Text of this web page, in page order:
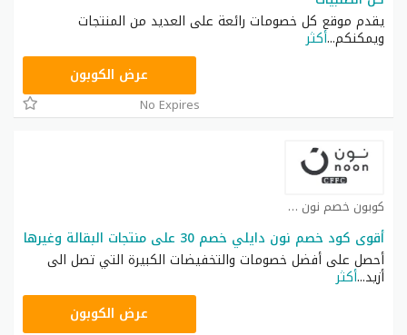
يقدم موقع كل خصومات رائعة على العديد من المنتجات
ويمكنكم...أكثر
عرض الكوبون
No Expires
كوبون خصم نون كوبون
أقوى كود خصم نون دايلي خصم 30 على منتجات البقالة وغيرها
أحصل على أفضل خصومات والتخفيضات الكبيرة التي تصل الى
أزيد...أكثر
عرض الكوبون